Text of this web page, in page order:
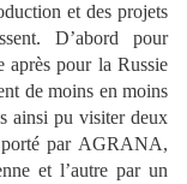
et des projets
D’abord pour
après pour la Russie
de moins en moins
ainsi pu visiter deux
par AGRANA,
et l’autre par un